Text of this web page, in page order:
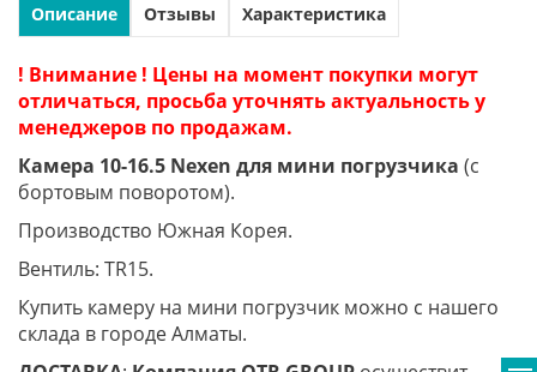
Описание Отзывы Характеристика
! Внимание ! Цены на момент покупки могут
отличаться, просьба уточнять актуальность у
менеджеров по продажам.
Камера 10-16.5 Nexen для мини погрузчика (с
бортовым поворотом).
Производство Южная Корея.
Вентиль: TR15.
Купить камеру на мини погрузчик можно с нашего
склада в городе Алматы.